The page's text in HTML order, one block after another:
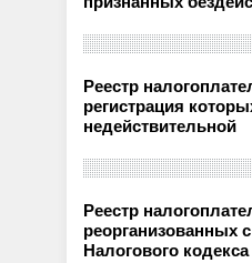
Реестр
регистрация
недействительной
Реестр
реорганизованных
Налогового кодекса